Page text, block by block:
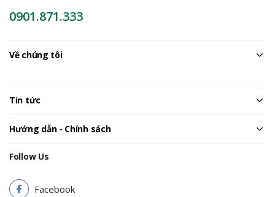
0901.871.333
Về chúng tôi
Tin tức
Hướng dẫn - Chính sách
Follow Us
Facebook